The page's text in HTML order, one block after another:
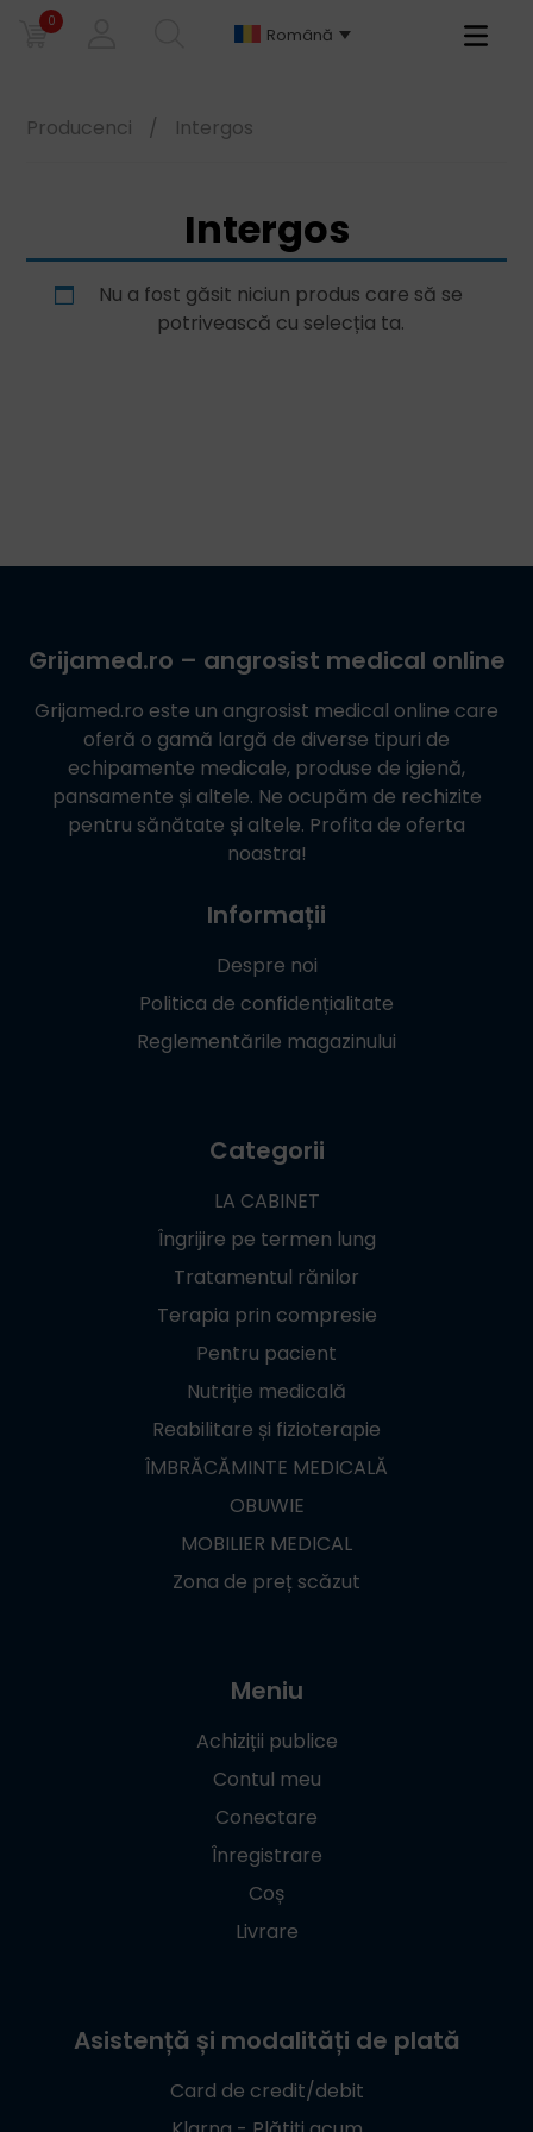
0
Română
Primary
Producenci / Intergos
Intergos
Nu a fost găsit niciun produs care să se
potrivească cu selecția ta.
Grijamed.ro – angrosist medical online
Grijamed.ro este un angrosist medical online care
oferă o gamă largă de diverse tipuri de
echipamente medicale, produse de igienă,
pansamente și altele. Ne ocupăm de rechizite
pentru sănătate și altele. Profita de oferta
noastra!
Informații
Despre noi
Politica de confidențialitate
Reglementările magazinului
Categorii
LA CABINET
Îngrijire pe termen lung
Tratamentul rănilor
Terapia prin compresie
Pentru pacient
Nutriție medicală
Reabilitare și fizioterapie
ÎMBRĂCĂMINTE MEDICALĂ
OBUWIE
MOBILIER MEDICAL
Zona de preț scăzut
Meniu
Achiziții publice
Contul meu
Conectare
Înregistrare
Coș
Livrare
Asistență și modalități de plată
Card de credit/debit